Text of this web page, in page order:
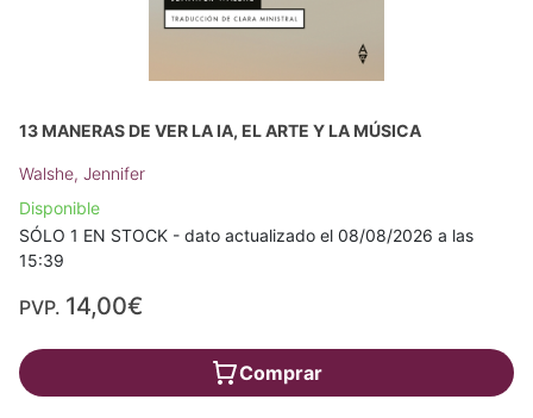
13 MANERAS DE VER LA IA, EL ARTE Y LA MÚSICA
Walshe, Jennifer
Disponible
SÓLO 1 EN STOCK - dato actualizado el 08/08/2026 a las
15:39
PVP. 14,00€
Comprar